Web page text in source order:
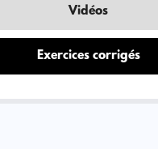
Vidéos
Exercices corrigés